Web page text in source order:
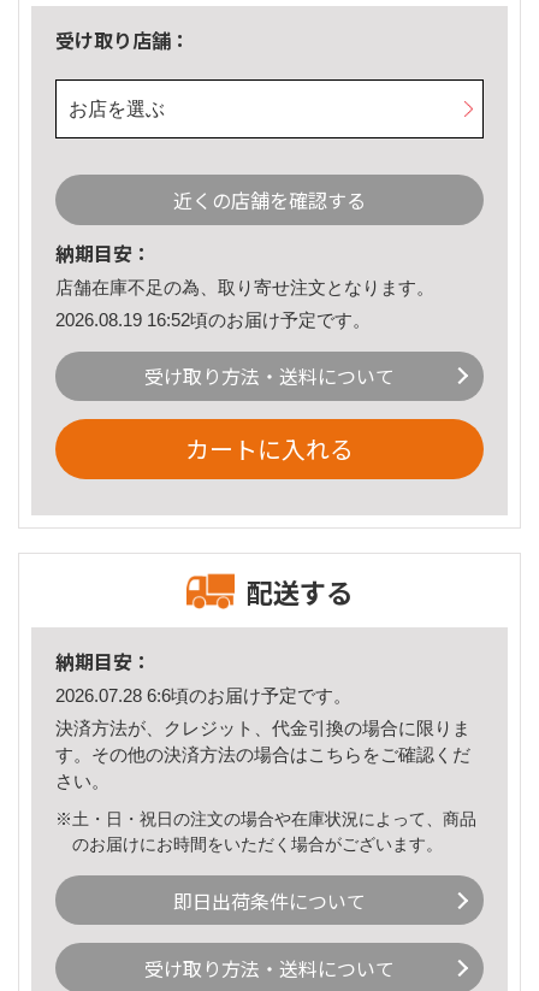
受け取り店舗：
お店を選ぶ
近くの店舗を確認する
納期目安：
店舗在庫不足の為、取り寄せ注文となります。
2026.08.19 16:52頃のお届け予定です。
受け取り方法・送料について
カートに入れる
配送する
納期目安：
2026.07.28 6:6頃のお届け予定です。
決済方法が、クレジット、代金引換の場合に限りま
す。その他の決済方法の場合はこちら をご確認くだ
さい。
※土・日・祝日の注文の場合や在庫状況によって、商品
のお届けにお時間をいただく場合がございます。
即日出荷条件について
受け取り方法・送料について